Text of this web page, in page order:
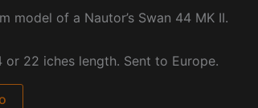
model of a Nautor’s Swan 44 MK II.
or 22 iches length. Sent to Europe.